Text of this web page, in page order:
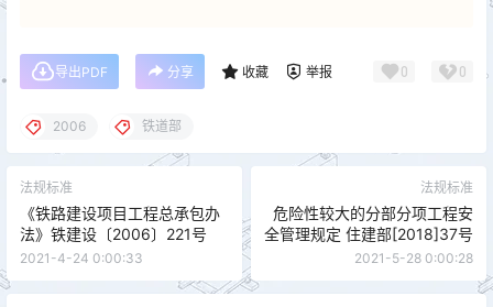
导出PDF 分享 收藏 举报 0 0
2006 铁道部
法规标准
《铁路建设项目工程总承包办
法》铁建设〔2006〕221号
2021-4-24 0:00:33
法规标准
危险性较大的分部分项工程安
全管理规定 住建部[2018]37号
2021-5-28 0:00:28